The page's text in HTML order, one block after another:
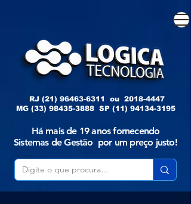
RJ (21) 96463-6311 ou 2018-4447
MG (33) 98435-3888 SP (11) 94134-3195
Há mais de 19 anos fornecendo
Sistemas de Gestão por um preço justo!